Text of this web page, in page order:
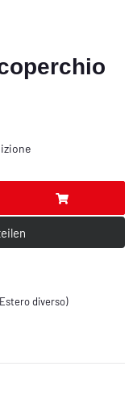
diverso)